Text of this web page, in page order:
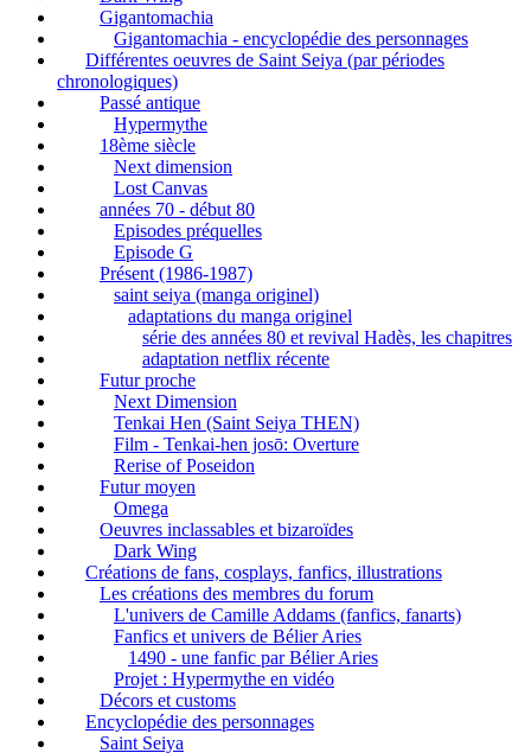
Gigantomachia
Gigantomachia - encyclopédie des personnages
Différentes oeuvres de Saint Seiya (par périodes
chronologiques)
Passé antique
Hypermythe
18ème siècle
Next dimension
Lost Canvas
années 70 - début 80
Episodes préquelles
Episode G
Présent (1986-1987)
saint seiya (manga originel)
adaptations du manga originel
série des années 80 et revival Hadès, les chapitres
adaptation netflix récente
Futur proche
Next Dimension
Tenkai Hen (Saint Seiya THEN)
Film - Tenkai-hen josō: Overture
Rerise of Poseidon
Futur moyen
Omega
Oeuvres inclassables et bizaroïdes
Dark Wing
Créations de fans, cosplays, fanfics, illustrations
Les créations des membres du forum
L'univers de Camille Addams (fanfics, fanarts)
Fanfics et univers de Bélier Aries
1490 - une fanfic par Bélier Aries
Projet : Hypermythe en vidéo
Décors et customs
Encyclopédie des personnages
Saint Seiya